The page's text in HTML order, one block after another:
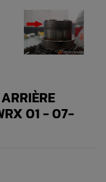
01 - 07-